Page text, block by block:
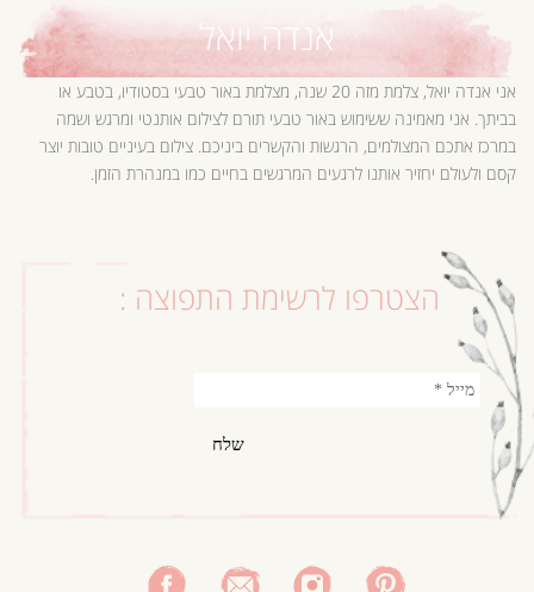
אנדה יואל
אני אנדה יואל, צלמת מזה 20 שנה, מצלמת באור טבעי בסטודיו, בטבע או
בביתך. אני מאמינה ששימוש באור טבעי תורם לצילום אותנטי ומרגש ושמה
במרכז אתכם המצולמים, הרגשות והקשרים ביניכם. צילום בעיניים טובות יוצר
קסם ולעולם יחזיר אותנו לרגעים המרגשים בחיים כמו במנהרת הזמן.
הצטרפו לרשימת התפוצה :